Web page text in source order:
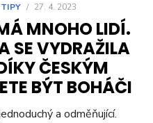
TIPY / 27. 4. 2023
MNOHO LIDÍ.
SE VYDRAŽILA
ČESKÝM
BÝT BOHÁČI
a odměňující.